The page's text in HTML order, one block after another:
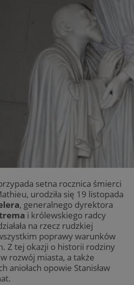
setna rocznica śmierci
urodziła się 19 listopada
, generalnego dyrektora
i królewskiego radcy
na rzecz rudzkiej
poprawy warunków
Z tej okazji o historii rodziny
rozwój miasta, a także
aniołach opowie Stanisław